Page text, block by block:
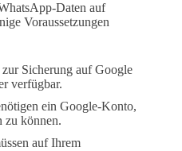
Daten auf
Voraussetzungen
Sicherung auf Google
verfügbar.
ein Google-Konto,
zu können.
auf Ihrem